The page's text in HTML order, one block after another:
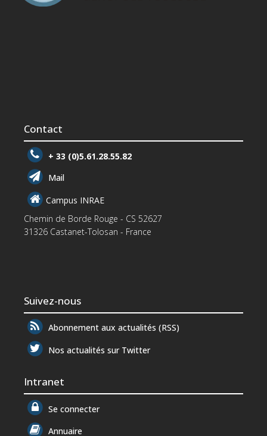
Contact
+ 33 (0)5.61.28.55.82
Mail
Campus INRAE
Chemin de Borde Rouge - CS 52627
31326 Castanet-Tolosan - France
Suivez-nous
Abonnement aux actualités (RSS)
Nos actualités sur Twitter
Intranet
Se connecter
Annuaire